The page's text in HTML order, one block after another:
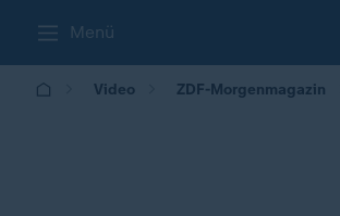
Menü
Video ZDF-Morgenmagazin